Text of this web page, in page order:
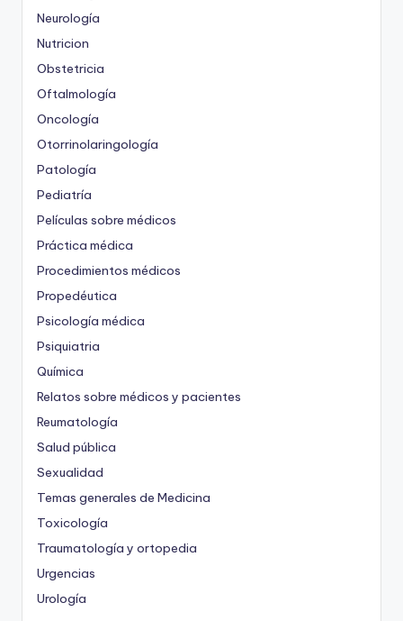
Neurología
Nutricion
Obstetricia
Oftalmología
Oncología
Otorrinolaringología
Patología
Pediatría
Películas sobre médicos
Práctica médica
Procedimientos médicos
Propedéutica
Psicología médica
Psiquiatria
Química
Relatos sobre médicos y pacientes
Reumatología
Salud pública
Sexualidad
Temas generales de Medicina
Toxicología
Traumatología y ortopedia
Urgencias
Urología